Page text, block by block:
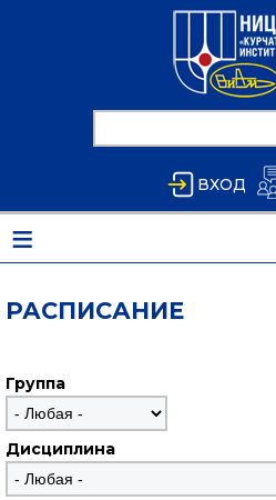
Перейти к основному содержанию
ВХОД
≡
РАСПИСАНИЕ
Группа
Дисциплина